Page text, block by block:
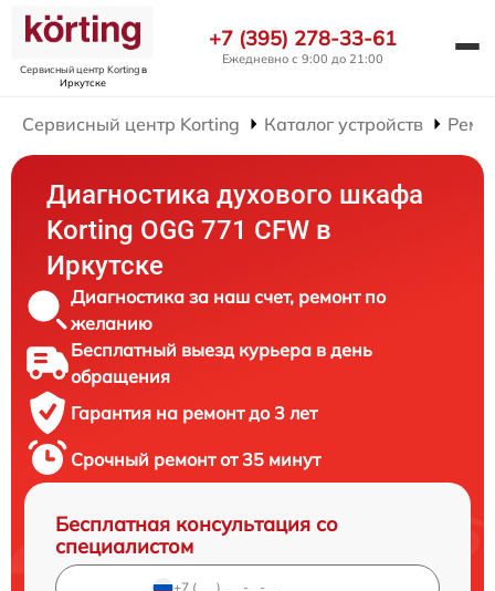
Сервисный центр Kortingв
Иркутске
+7 (395) 278-33-61
Ежедневно с 9:00 до 21:00
Сервисный центр Korting Каталог устройств
Диагностика духового шкафа
Korting OGG 771 CFW в
Иркутске
Диагностика за наш счет, ремонт по
желанию
Бесплатный выезд курьера в день
обращения
Гарантия на ремонт до 3 лет
Срочный ремонт от 35 минут
Бесплатная консультация со
специалистом